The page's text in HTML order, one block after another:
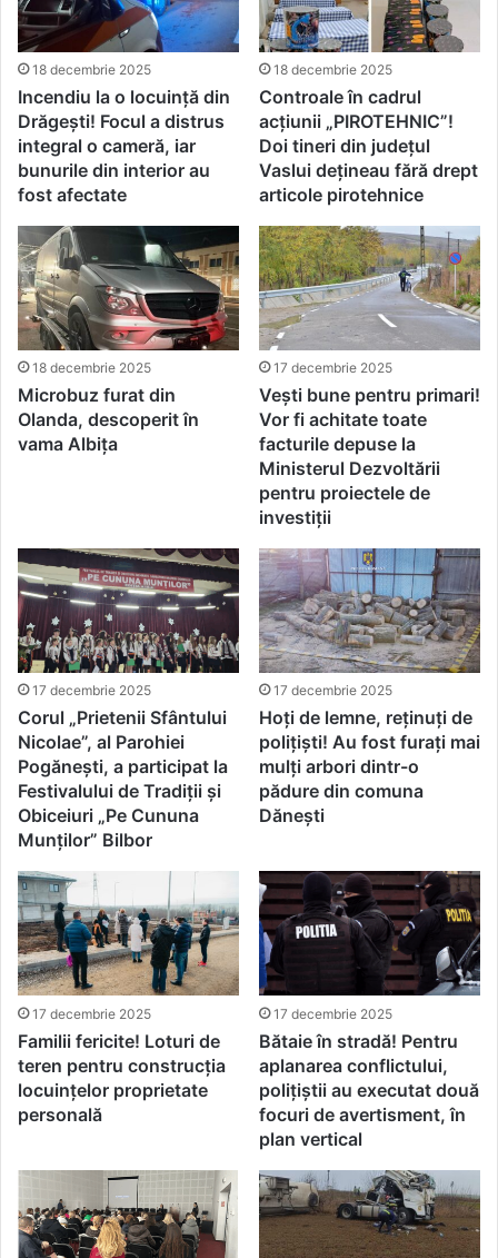
18 decembrie 2025
Incendiu la o locuință din
Drăgești! Focul a distrus
integral o cameră, iar
bunurile din interior au
fost afectate
18 decembrie 2025
Controale în cadrul
acţiunii „PIROTEHNIC”!
Doi tineri din județul
Vaslui dețineau fără drept
articole pirotehnice
18 decembrie 2025
Microbuz furat din
Olanda, descoperit în
vama Albița
17 decembrie 2025
Vești bune pentru primari!
Vor fi achitate toate
facturile depuse la
Ministerul Dezvoltării
pentru proiectele de
investiții
17 decembrie 2025
Corul „Prietenii Sfântului
Nicolae”, al Parohiei
Pogănești, a participat la
Festivalului de Tradiții și
Obiceiuri „Pe Cununa
Munților” Bilbor
17 decembrie 2025
Hoți de lemne, reținuți de
polițiști! Au fost furați mai
mulți arbori dintr-o
pădure din comuna
Dănești
17 decembrie 2025
Familii fericite! Loturi de
teren pentru construcția
locuințelor proprietate
personală
17 decembrie 2025
Bătaie în stradă! Pentru
aplanarea conflictului,
polițiștii au executat două
focuri de avertisment, în
plan vertical